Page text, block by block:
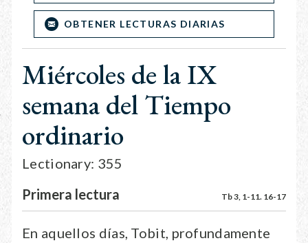
OBTENER LECTURAS DIARIAS
Miércoles de la IX
semana del Tiempo
ordinario
Lectionary: 355
Primera lectura
Tb 3, 1-11. 16-17
En aquellos días, Tobit, profundamente